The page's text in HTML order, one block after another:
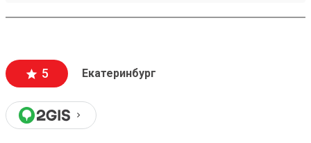
плохого и неприятного момента не могу вспомнить.
5 Екатеринбург